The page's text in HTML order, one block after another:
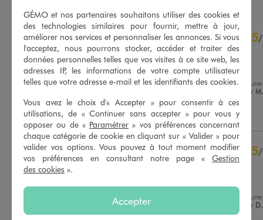
4.9/5
contrôle
Voir tous les avis sur ce site
5étoiles
7
4étoiles
1
3étoiles
0
1étoile
Trier les avis
5/
Avis vérifié et récompensé
parfait
Avis du31/07/2026 , suite à une
par
Utile(0) Signaler
5/
Avis vérifié et récompensé
, suite à une
par
GÉMO et nos partenaires souhaitons utiliser des cookies et
des technologies similaires pour fournir, mettre à jour,
améliorer nos services et personnaliser les annonces. Si vous
l'acceptez, nous pourrons stocker, accéder et traiter des
données personnelles telles que vos visites à ce site web, les
adresses IP, les informations de votre compte utilisateur
telles que votre adresse e-mail et les identifiants des cookies.
Vous avez le choix d'« Accepter » pour consentir à ces
utilisations, de « Continuer sans accepter » pour vous y
opposer ou de « Paramétrer » vos préférences concernant
chaque catégorie de cookie en cliquant sur « Valider » pour
valider vos options. Vous pouvez à tout moment modifier
vos préférences en consultant notre page « Gestion
des cookies ».
Accepter